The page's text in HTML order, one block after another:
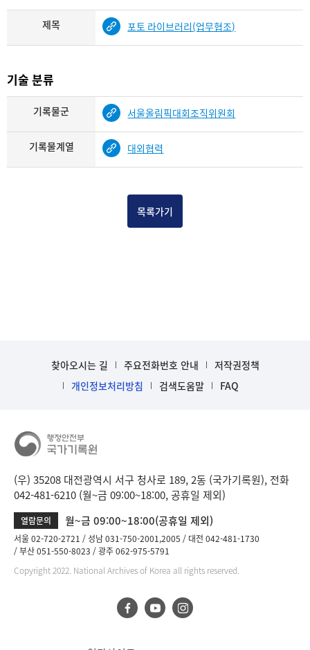
제목 포토 라이브러리(업무협조)
기술 분류
기록물군 서울올림픽대회조직위원회
기록물계열 대외협력
목록가기
찾아오시는 길 주요전화번호 안내
저작권정책
개인정보처리방침
검색도움말 FAQ
(우) 35208 대전광역시 서구 청사로 189, 2동 (국가기록원), 전화
042-481-6210 (월~금 09:00~18:00, 공휴일 제외)
열람문의 월~금 09:00~18:00(공휴일 제외)
서울 02-720-2721 성남 031-750-2001,2005
대전 042-481-1730
부산 051-550-8023
광주 062-975-5791
Copyright 2022. National Archives of Korea all rights reserved.